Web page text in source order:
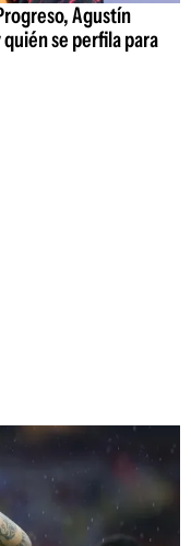
Agustín
se perfila para